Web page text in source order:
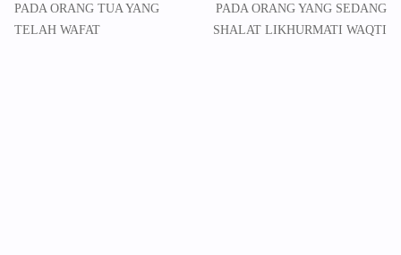
PADA ORANG TUA YANG
TELAH WAFAT
PADA ORANG YANG SEDANG
SHALAT LIKHURMATI WAQTI